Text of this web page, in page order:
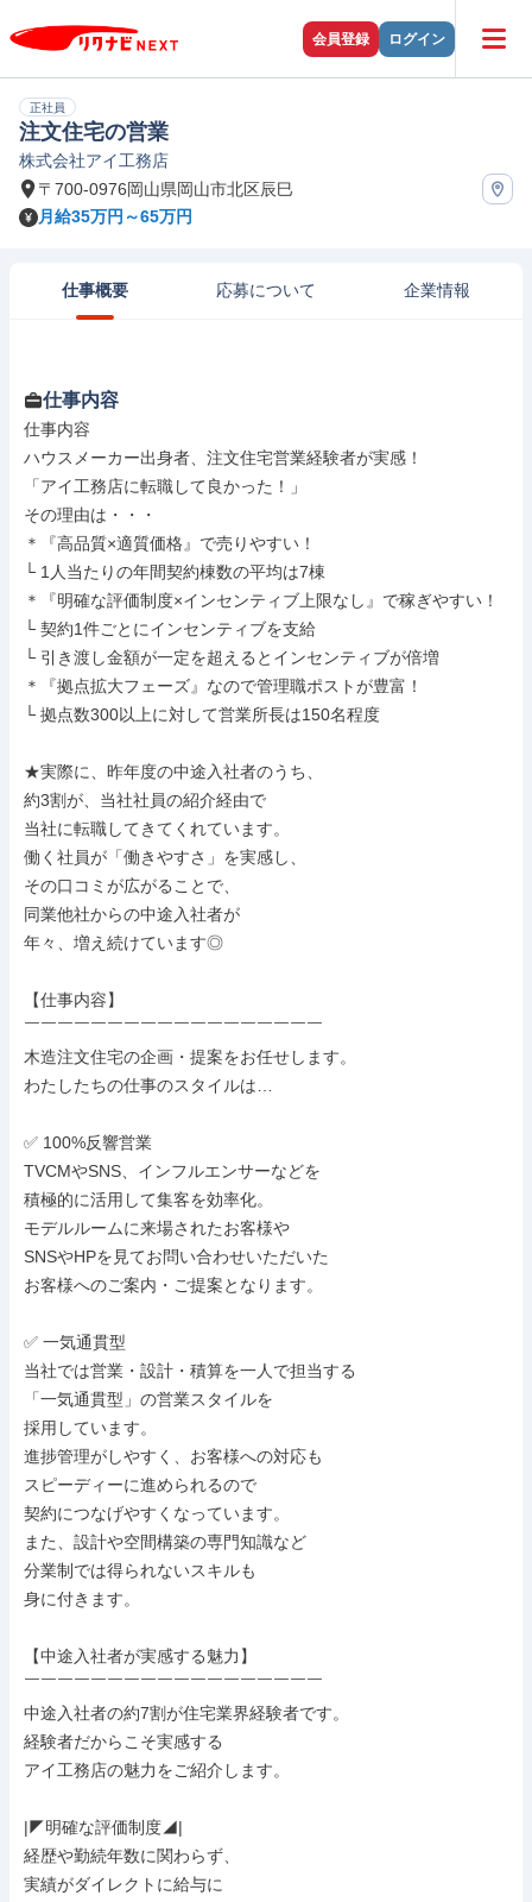
会員登録 ログイン
正社員
注文住宅の営業
株式会社アイ工務店
〒700-0976岡山県岡山市北区辰巳
月給35万円～65万円
仕事概要 応募について 企業情報
仕事内容
仕事内容
ハウスメーカー出身者、注文住宅営業経験者が実感！
「アイ工務店に転職して良かった！」
その理由は・・・
＊『高品質×適質価格』で売りやすい！
└ 1人当たりの年間契約棟数の平均は7棟
＊『明確な評価制度×インセンティブ上限なし』で稼ぎやすい！
└ 契約1件ごとにインセンティブを支給
└ 引き渡し金額が一定を超えるとインセンティブが倍増
＊『拠点拡大フェーズ』なので管理職ポストが豊富！
└ 拠点数300以上に対して営業所長は150名程度
★実際に、昨年度の中途入社者のうち、
約3割が、当社社員の紹介経由で
当社に転職してきてくれています。
働く社員が「働きやすさ」を実感し、
その口コミが広がることで、
同業他社からの中途入社者が
年々、増え続けています◎
【仕事内容】
￣￣￣￣￣￣￣￣￣￣￣￣￣￣￣￣￣￣
木造注文住宅の企画・提案をお任せします。
わたしたちの仕事のスタイルは…
✅ 100%反響営業
TVCMやSNS、インフルエンサーなどを
積極的に活用して集客を効率化。
モデルルームに来場されたお客様や
SNSやHPを見てお問い合わせいただいた
お客様へのご案内・ご提案となります。
✅ 一気通貫型
当社では営業・設計・積算を一人で担当する
「一気通貫型」の営業スタイルを
採用しています。
進捗管理がしやすく、お客様への対応も
スピーディーに進められるので
契約につなげやすくなっています。
また、設計や空間構築の専門知識など
分業制では得られないスキルも
身に付きます。
【中途入社者が実感する魅力】
￣￣￣￣￣￣￣￣￣￣￣￣￣￣￣￣￣￣
中途入社者の約7割が住宅業界経験者です。
経験者だからこそ実感する
アイ工務店の魅力をご紹介します。
|◤明確な評価制度◢|
経歴や勤続年数に関わらず、
実績がダイレクトに給与に